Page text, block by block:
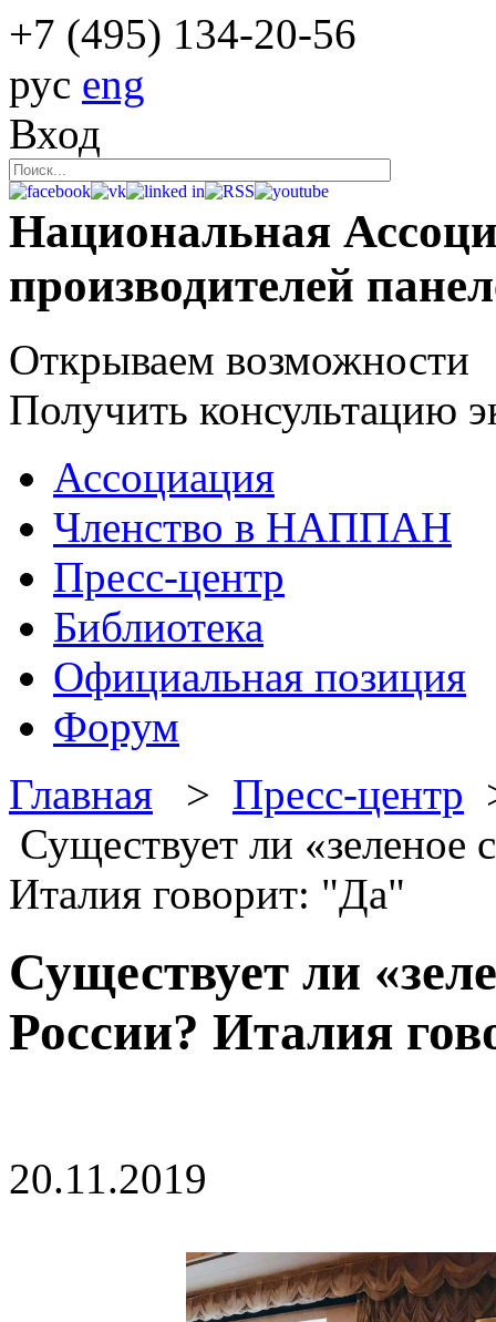
+7 (495) 134-20-56
рус eng
Вход
Национальная
производителей
Открываем возможности
Получить консультацию
Ассоциация
Членство в НАППАН
Пресс-центр
Библиотека
Официальная позиция
Форум
Главная > Пресс-центр
Существует ли «зеленое
Италия говорит: "Да"
Существует ли
России? Италия
20.11.2019